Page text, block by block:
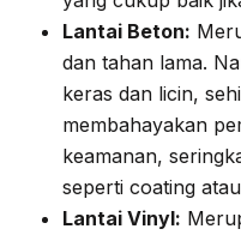
Lantai Beton:
dan tahan lama.
keras dan licin,
membahayakan
keamanan,
seperti coating
Lantai Vinyl: